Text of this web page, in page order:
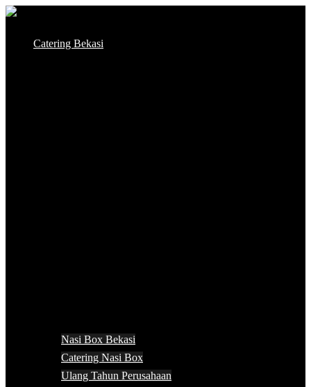
Skip
content
Catering Bekasi
Nasi Box Bekasi
Catering Nasi Box
Ulang Tahun Perusahaan